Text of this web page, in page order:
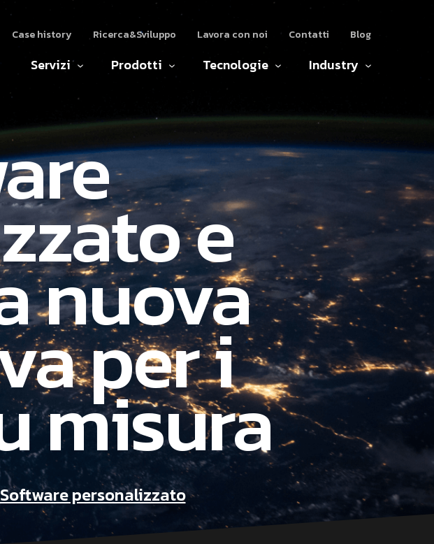
Servizi Prodotti Tecnologie Industry
Case history Ricerca&Sviluppo Lavora con noi Contatti Blog
e
nuova
per i
misura
Software personalizzato